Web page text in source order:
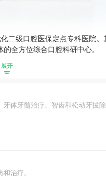
级口腔医保定点专科医院
全方位综合口腔科研中心。
展开
体牙髓治疗、智齿和松动牙拔除
治疗。